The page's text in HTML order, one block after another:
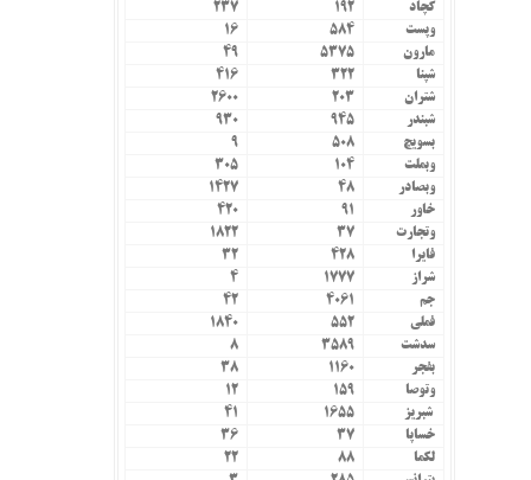
کچاد
۱۹۲
۲۳۷
وپست
۵۸۴
۱۶
مارون
۵۳۷۵
۴۹
شپنا
۳۲۲
۴۱۶
شتران
۲۰۳
۲۶۰۰
شبندر
۹۴۵
۹۳۰
بسویچ
۵۰۸
۹
وبملت
۱۰۴
۳۰۵
وبصادر
۴۸
۱۴۲۷
خاور
۹۱
۴۲۰
وتجارت
۳۷
۱۸۲۲
فایرا
۴۲۸
۳۲
شراز
۱۷۷۷
۴
جم
۴۰۶۱
۴۲
فملی
۵۵۲
۱۸۴۰
سدشت
۳۵۸۹
۸
بفجر
۱۱۶۰
۳۸
وتوصا
۱۵۹
۱۲
شبریز
۱۶۵۵
۴۱
خساپا
۳۷
۳۶
لکما
۸۸
۲۲